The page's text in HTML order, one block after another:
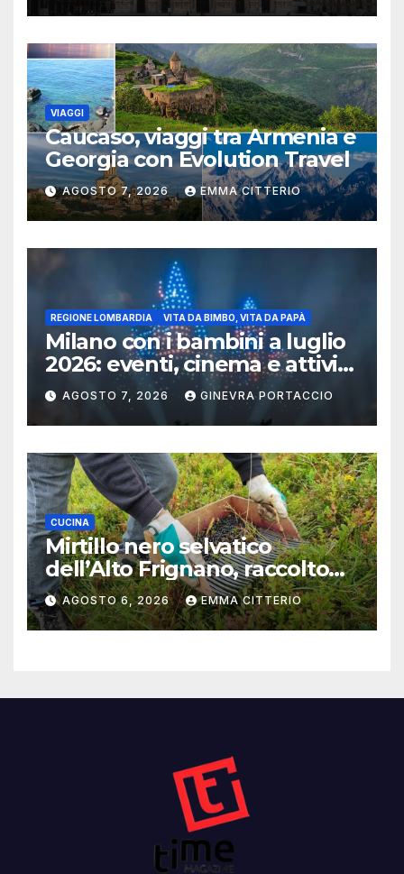
VIAGGI
Caucaso, viaggi tra Armenia e
Georgia con Evolution Travel
AGOSTO 7, 2026 EMMA CITTERIO
REGIONE LOMBARDIA VITA DA BIMBO, VITA DA PAPÀ
Milano con i bambini a luglio
2026: eventi, cinema e attività
per famiglie
AGOSTO 7, 2026 GINEVRA PORTACCIO
CUCINA
Mirtillo nero selvatico
dell’Alto Frignano, raccolto
buono e clima da monitorare
AGOSTO 6, 2026 EMMA CITTERIO